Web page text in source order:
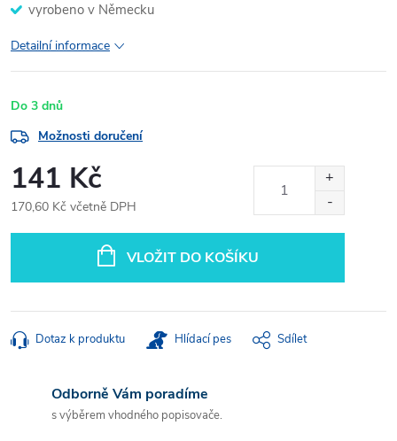
vyrobeno v Německu
Detailní informace
Do 3 dnů
Možnosti doručení
141 Kč
170,60 Kč včetně DPH
VLOŽIT DO KOŠÍKU
Dotaz k produktu Hlídací pes Sdílet
Odborně Vám poradíme
s výběrem vhodného popisovače.